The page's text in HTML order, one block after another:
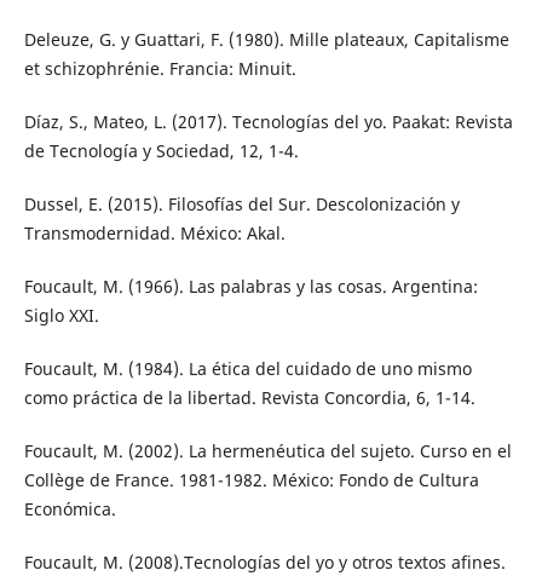
Deleuze, G. y Guattari, F. (1980). Mille plateaux, Capitalisme
et schizophrénie. Francia: Minuit.
Díaz, S., Mateo, L. (2017). Tecnologías del yo. Paakat: Revista
de Tecnología y Sociedad, 12, 1-4.
Dussel, E. (2015). Filosofías del Sur. Descolonización y
Transmodernidad. México: Akal.
Foucault, M. (1966). Las palabras y las cosas. Argentina:
Siglo XXI.
Foucault, M. (1984). La ética del cuidado de uno mismo
como práctica de la libertad. Revista Concordia, 6, 1-14.
Foucault, M. (2002). La hermenéutica del sujeto. Curso en el
Collège de France. 1981-1982. México: Fondo de Cultura
Económica.
Foucault, M. (2008).Tecnologías del yo y otros textos afines.